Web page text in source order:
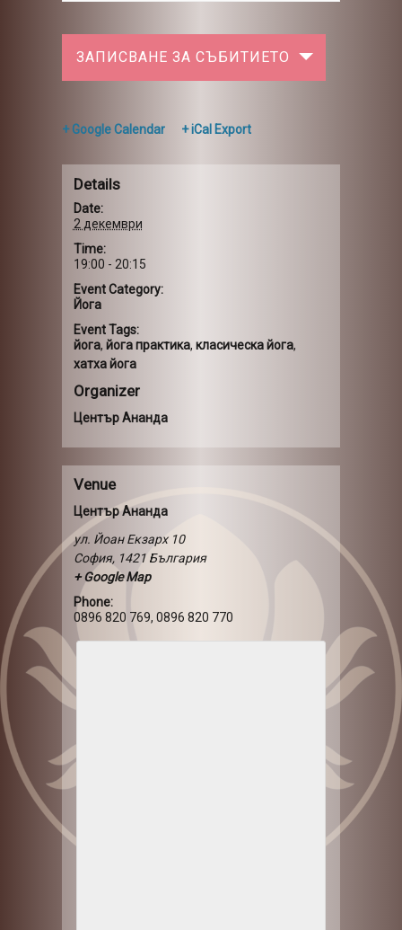
ЗАПИСВАНЕ ЗА СЪБИТИЕТО
+ Google Calendar + iCal Export
Details
Date:
2 декември
Time:
19:00 - 20:15
Event Category:
Йога
Event Tags:
йога, йога практика, класическа йога,
хатха йога
Organizer
Център Ананда
Venue
Център Ананда
ул. Йоан Екзарх 10
София, 1421 България
+ Google Map
Phone:
0896 820 769, 0896 820 770